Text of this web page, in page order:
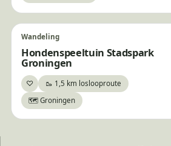
Wandeling
Hondenspeeltuin Stadspark
Groningen
♡Bewaar🥾 1,5 km loslooproute
🗺️ Groningen